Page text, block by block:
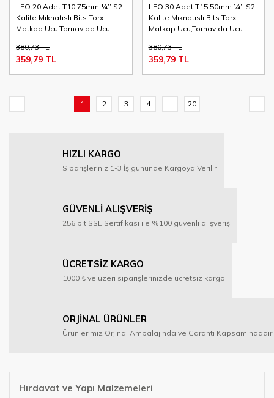
LEO 20 Adet T10 75mm ¼’’ S2
Kalite Mıknatıslı Bits Torx
Matkap Ucu,Tornavida Ucu
380,73 TL
359,79 TL
LEO 30 Adet T15 50mm ¼’’ S2
Kalite Mıknatıslı Bits Torx
Matkap Ucu,Tornavida Ucu
380,73 TL
359,79 TL
1 2 3 4 20
HIZLI KARGO
Siparişleriniz 1-3 İş gününde Kargoya Verilir
GÜVENLİ ALIŞVERİŞ
256 bit SSL Sertifikası ile %100 güvenli alışveriş
ÜCRETSİZ KARGO
1000 ₺ ve üzeri siparişlerinizde ücretsiz kargo
ORJİNAL ÜRÜNLER
Ürünlerimiz Orjinal Ambalajında ve Garanti Kapsamındadır.
Hırdavat ve Yapı Malzemeleri